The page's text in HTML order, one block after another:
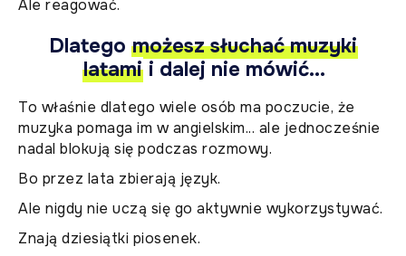
Ale reagować.
Dlatego możesz słuchać muzyki
latamii dalej nie mówić...
To właśnie dlatego wiele osób ma poczucie, że
muzyka pomaga im w angielskim... ale jednocześnie
nadal blokują się podczas rozmowy.
Bo przez lata zbierają język.
Ale nigdy nie uczą się go aktywnie wykorzystywać.
Znają dziesiątki piosenek.